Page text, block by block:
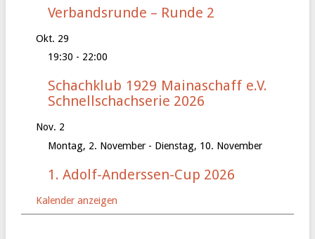
Verbandsrunde – Runde 2
Okt. 29
19:30 - 22:00
Schachklub 1929 Mainaschaff e.V.
Schnellschachserie 2026
Nov. 2
Montag, 2. November - Dienstag, 10. November
1. Adolf-Anderssen-Cup 2026
Kalender anzeigen